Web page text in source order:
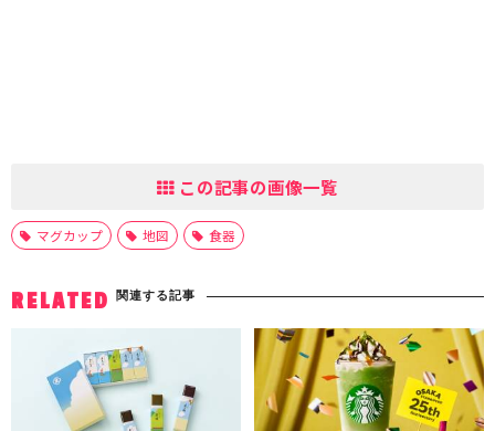
この記事の画像一覧
マグカップ 地図 食器
RELATED 関連する記事